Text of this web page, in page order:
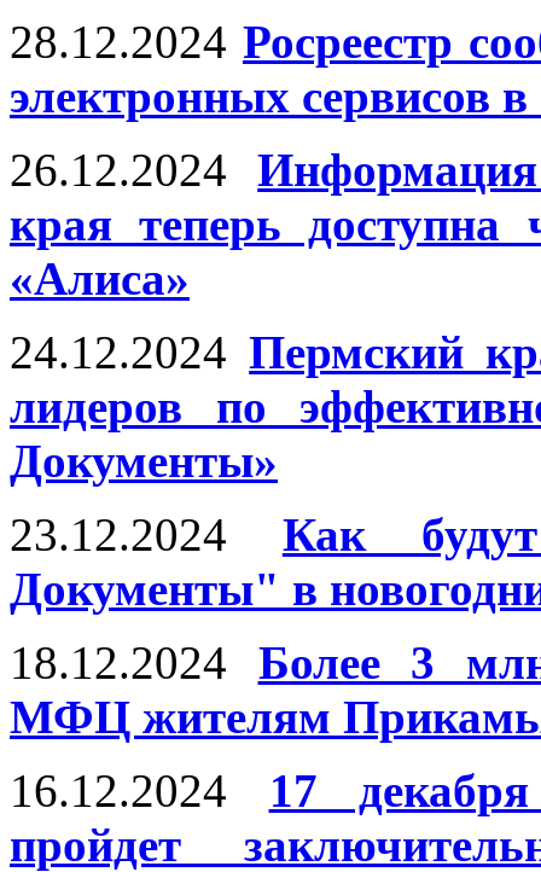
28.12.2024 Росреестр
электронных сервисов
26.12.2024
края теперь доступна
«Алиса»
24.12.2024 Пермский
лидеров по
Документы»
23.12.2024
Как
Документы" в
18.12.2024
Более 3
МФЦ жителям
16.12.2024
17
пройдет